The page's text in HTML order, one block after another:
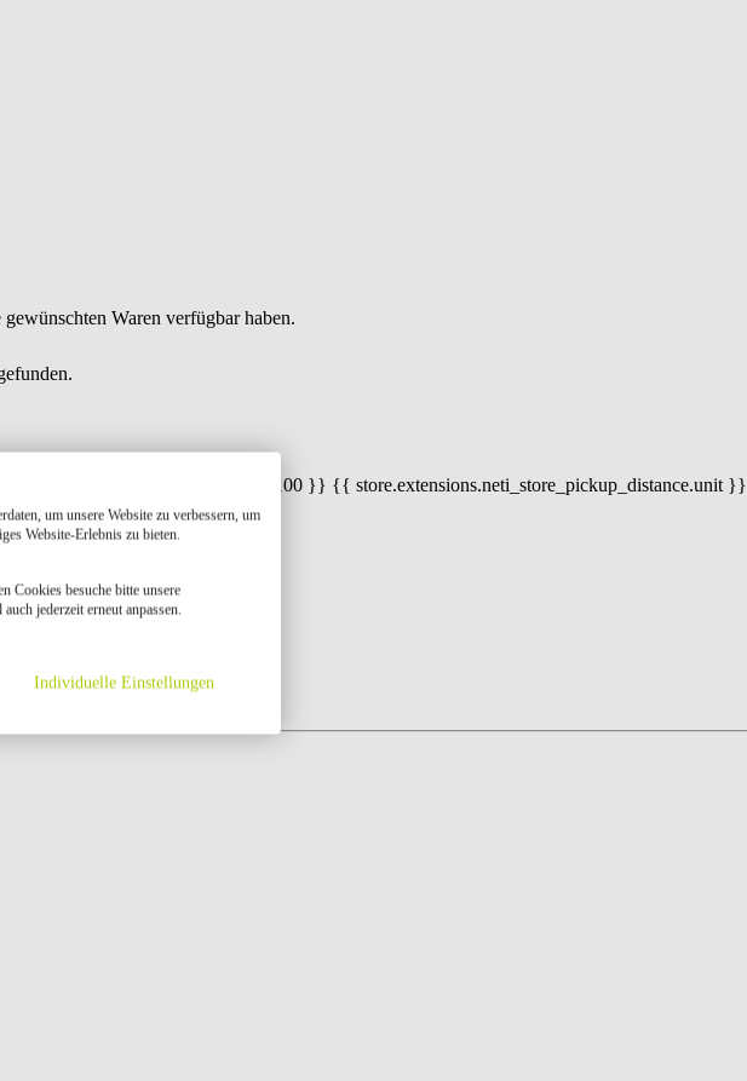
Waren verfügbar haben.
* 100) / 100 }} {{ store.extensions.neti_store_pickup_distance.unit }}
}}
um unsere Website zu verbessern, um
Website-Erlebnis zu bieten.
Cookies besuche bitte unsere
jederzeit erneut anpassen.
Individuelle Einstellungen